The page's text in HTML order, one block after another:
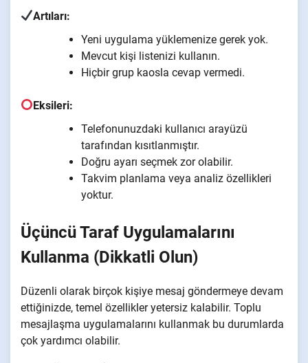
Artıları:
Yeni uygulama yüklemenize gerek yok.
Mevcut kişi listenizi kullanın.
Hiçbir grup kaosla cevap vermedi.
Eksileri:
Telefonunuzdaki kullanıcı arayüzü
tarafından kısıtlanmıştır.
Doğru ayarı seçmek zor olabilir.
Takvim planlama veya analiz özellikleri
yoktur.
Üçüncü Taraf Uygulamalarını
Kullanma (Dikkatli Olun)
Düzenli olarak birçok kişiye mesaj göndermeye devam
ettiğinizde, temel özellikler yetersiz kalabilir. Toplu
mesajlaşma uygulamalarını kullanmak bu durumlarda
çok yardımcı olabilir.